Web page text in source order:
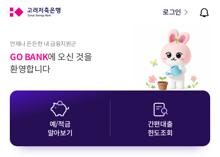
로그인
언제나 든든한 내 금융지원군
GO BANK에 오신 것을
환영합니다
예/적금
알아보기
간편대출
한도조회